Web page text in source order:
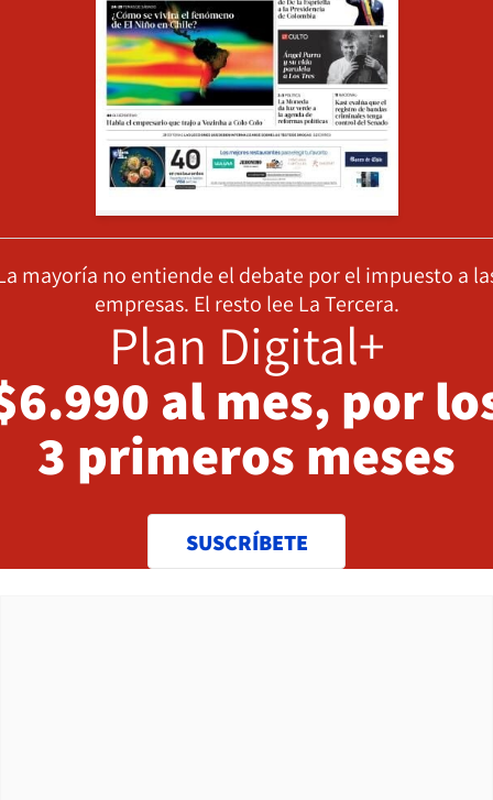
mayoría no entiende el debate por el impuesto a
empresas. El resto lee La Tercera.
Plan Digital+
al mes, por
3 primeros meses
SUSCRÍBETE